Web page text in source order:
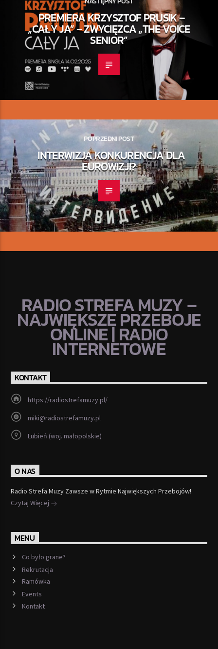
PREMIERA KRZYSZTOF PRUSIK –
„CAŁY JA” – ZWYCIĘZCA „THE VOICE
SENIOR”
POPRZEDNI POST
INTERWIZJA KONKURENCJA DLA
EUROWIZJI?
RADIO STREFA MUZY –
NAJWIĘKSZE PRZEBOJE
ONLINE | RADIO
INTERNETOWE
KONTAKT
https://radiostrefamuzy.pl/
miki@radiostrefamuzy.pl
Lubień (woj. małopolskie)
O NAS
Radio Strefa Muzy Zawsze w Rytmie Największych Przebojów!
Czytaj Więcej
MENU
Co było grane?
Rekrutacja
Ramówka
Events
Kontakt